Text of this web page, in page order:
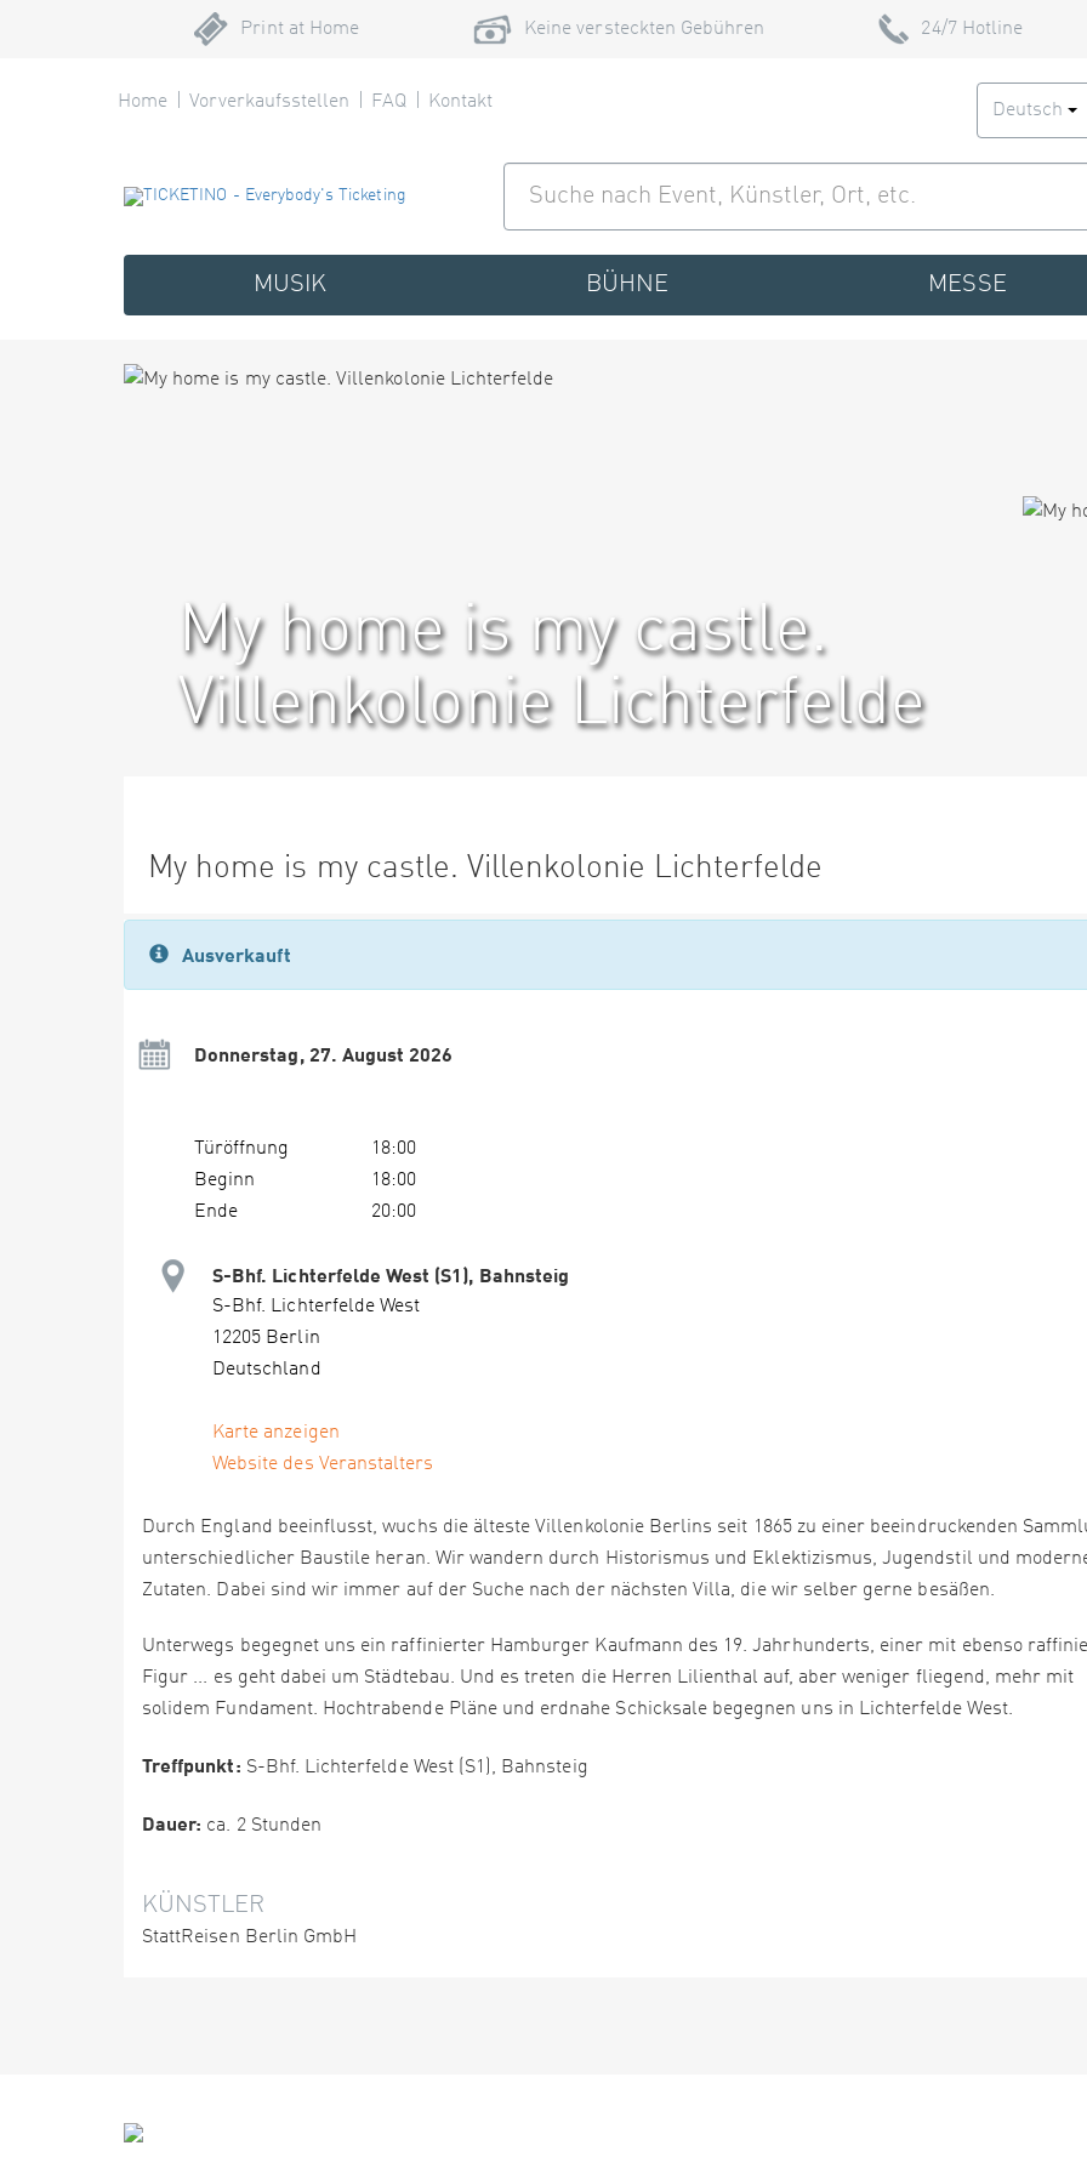
Print at Home Keine versteckten Gebühren 24/7 Hotline
Home Vorverkaufsstellen FAQ Kontakt Deutsch
MUSIK BÜHNE MESSE
My home is my castle.
Villenkolonie Lichterfelde
My home is my castle. Villenkolonie Lichterfelde
Ausverkauft
Donnerstag, 27. August 2026
Türöffnung
18:00
Beginn
18:00
Ende
20:00
S-Bhf. Lichterfelde West (S1), Bahnsteig
S-Bhf. Lichterfelde West
12205 Berlin
Deutschland
Karte anzeigen
Website des Veranstalters
Durch England beeinflusst, wuchs die älteste Villenkolonie Berlins seit 1865 zu einer beeindruckenden
unterschiedlicher Baustile heran. Wir wandern durch Historismus und Eklektizismus, Jugendstil und
Zutaten. Dabei sind wir immer auf der Suche nach der nächsten Villa, die wir selber gerne besäßen.
Unterwegs begegnet uns ein raffinierter Hamburger Kaufmann des 19. Jahrhunderts, einer mit ebenso
Figur ... es geht dabei um Städtebau. Und es treten die Herren Lilienthal auf, aber weniger fliegend, mehr mit
solidem Fundament. Hochtrabende Pläne und erdnahe Schicksale begegnen uns in Lichterfelde West.
Treffpunkt: S-Bhf. Lichterfelde West (S1), Bahnsteig
Dauer: ca. 2 Stunden
KÜNSTLER
StattReisen Berlin GmbH